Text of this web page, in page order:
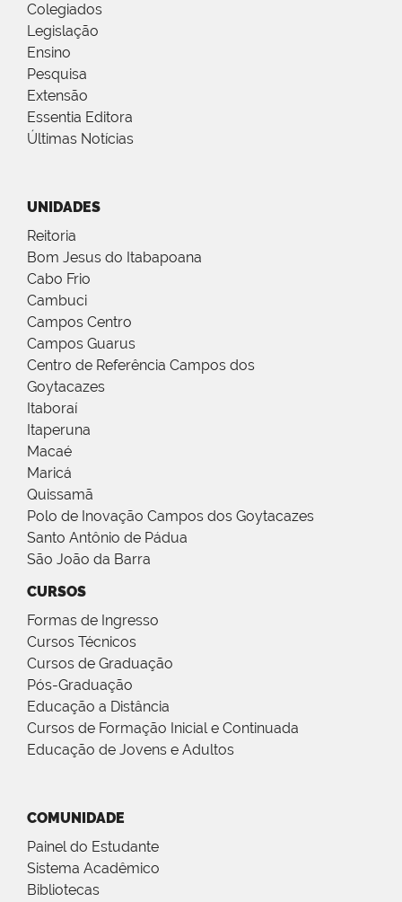
Colegiados
Legislação
Ensino
Pesquisa
Extensão
Essentia Editora
Últimas Notícias
UNIDADES
Reitoria
Bom Jesus do Itabapoana
Cabo Frio
Cambuci
Campos Centro
Campos Guarus
Centro de Referência Campos dos
Goytacazes
Itaboraí
Itaperuna
Macaé
Maricá
Quissamã
Polo de Inovação Campos dos Goytacazes
Santo Antônio de Pádua
São João da Barra
CURSOS
Formas de Ingresso
Cursos Técnicos
Cursos de Graduação
Pós-Graduação
Educação a Distância
Cursos de Formação Inicial e Continuada
Educação de Jovens e Adultos
COMUNIDADE
Painel do Estudante
Sistema Acadêmico
Bibliotecas